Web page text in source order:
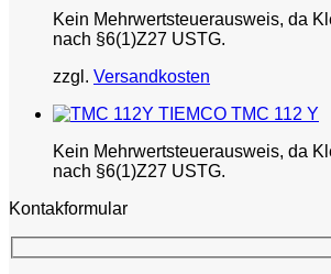
Kein Mehrwertsteuerausweis, da
nach §6(1)Z27 USTG.
zzgl. Versandkosten
TIEMCO TMC 112 Y
Kein Mehrwertsteuerausweis, da
nach §6(1)Z27 USTG.
Kontakformular